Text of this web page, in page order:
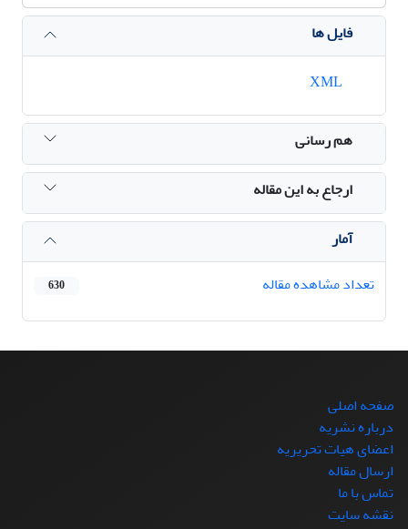
فایل ها
هم رسانی
ارجاع به این مقاله
آمار
تعداد مشاهده مقاله
630
صفحه اصلی
درباره نشریه
اعضای هیات تحریریه
ارسال مقاله
تماس با ما
نقشه سایت